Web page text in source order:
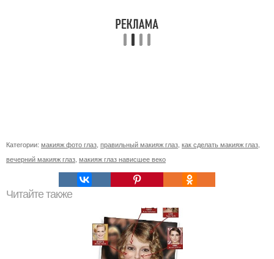
Категории: макияж фото глаз правильный макияж глаз как сделать макияж глаз
вечерний макияж глаз макияж глаз нависшее веко
Читайте также